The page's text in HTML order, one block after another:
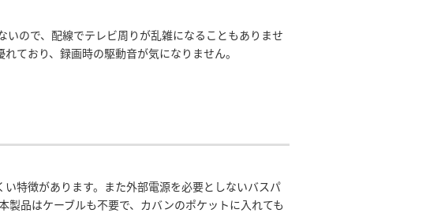
ので、配線でテレビ周りが乱雑になることもありませ
ており、録画時の駆動音が気になりません。
特徴があります。また外部電源を必要としないバスパ
品はケーブルも不要で、カバンのポケットに入れても